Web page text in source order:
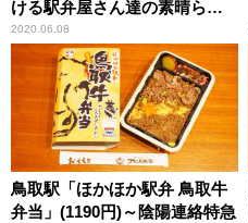
ける駅弁屋さん達の素晴らし
い取り組み！
2020.06.08
鳥取駅「ほかほか駅弁 鳥取牛
弁当」(1190円)～陰陽連絡特急